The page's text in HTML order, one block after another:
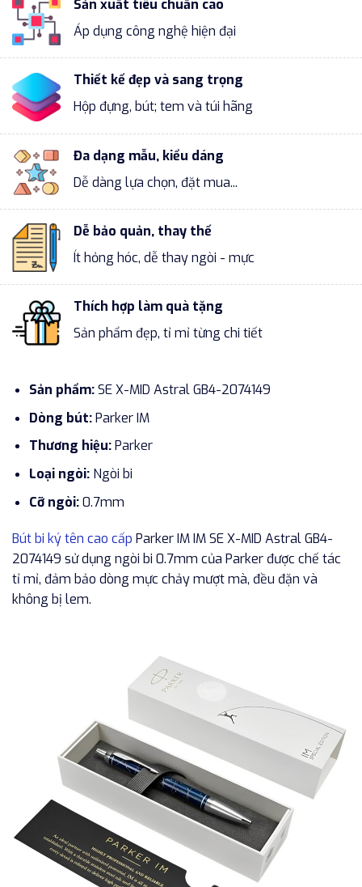
Sản xuất tiêu chuẩn cao
Áp dụng công nghệ hiện đại
Thiết kế đẹp và sang trọng
Hộp đựng, bút; tem và túi hãng
Đa dạng mẫu, kiểu dáng
Dễ dàng lựa chọn, đặt mua...
Dễ bảo quản, thay thế
Ít hỏng hóc, dễ thay ngòi - mực
Thích hợp làm quà tặng
Sản phẩm đẹp, tỉ mỉ từng chi tiết
Sản phẩm:SE X-MID Astral GB4-2074149
Dòng bút:Parker IM
Thương hiệu:Parker
Loại ngòi:Ngòi bi
Cỡ ngòi:0.7mm
Bút bi ký tên cao cấp Parker IM IM SE X-MID Astral GB4-
2074149 sử dụng ngòi bi 0.7mm của Parker được chế tác
tỉ mỉ, đảm bảo dòng mực chảy mượt mà, đều đặn và
không bị lem.